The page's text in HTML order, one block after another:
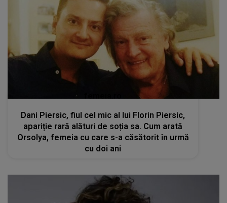
Dani Piersic, fiul cel mic al lui Florin Piersic,
apariție rară alături de soția sa. Cum arată
Orsolya, femeia cu care s-a căsătorit în urmă
cu doi ani